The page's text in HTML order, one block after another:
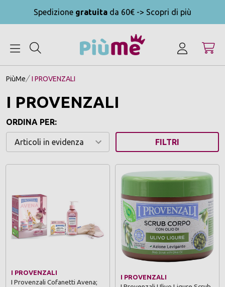
Spedizione gratuita da 60€ -> Scopri di più
PiùMe I PROVENZALI
I PROVENZALI
ORDINA PER:
FILTRI
I PROVENZALI
I Provenzali Cofanetti Avena;
I PROVENZALI